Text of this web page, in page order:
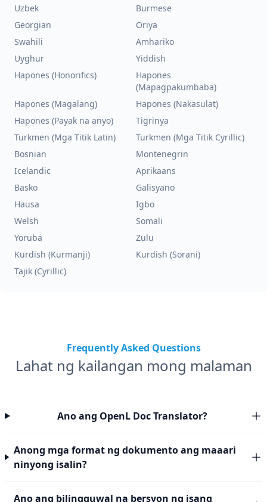
Uzbek
Burmese
Georgian
Oriya
Swahili
Amhariko
Uyghur
Yiddish
Hapones (Honorifics)
Hapones
(Mapagpakumbaba)
Hapones (Magalang)
Hapones (Nakasulat)
Hapones (Payak na anyo)
Tigrinya
Turkmen (Mga Titik Latin)
Turkmen (Mga Titik Cyrillic)
Bosnian
Montenegrin
Icelandic
Aprikaans
Basko
Galisyano
Hausa
Igbo
Welsh
Somali
Yoruba
Zulu
Kurdish (Kurmanji)
Kurdish (Sorani)
Tajik (Cyrillic)
Frequently Asked Questions
Lahat ng kailangan mong malaman
Ano ang OpenL Doc Translator?
Anong mga format ng dokumento ang maaari
ninyong isalin?
Ano ang bilingguwal na bersyon ng isang